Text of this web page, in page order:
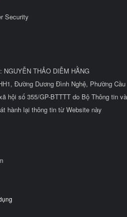
Security
NGUYỄN THẢO DIỄM HẰNG
Đường Dương Đình Nghệ, Phường
hội số 355/GP-BTTTT do Bộ Thông tin
hành lại thông tin từ Website này